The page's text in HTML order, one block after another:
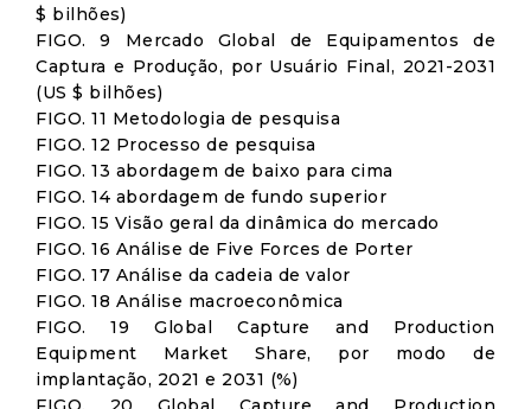
$ bilhões)
FIGO. 9 Mercado Global de Equipamentos de
Captura e Produção, por Usuário Final, 2021-2031
(US $ bilhões)
FIGO. 11 Metodologia de pesquisa
FIGO. 12 Processo de pesquisa
FIGO. 13 abordagem de baixo para cima
FIGO. 14 abordagem de fundo superior
FIGO. 15 Visão geral da dinâmica do mercado
FIGO. 16 Análise de Five Forces de Porter
FIGO. 17 Análise da cadeia de valor
FIGO. 18 Análise macroeconômica
FIGO. 19 Global Capture and Production
Equipment Market Share, por modo de
implantação, 2021 e 2031 (%)